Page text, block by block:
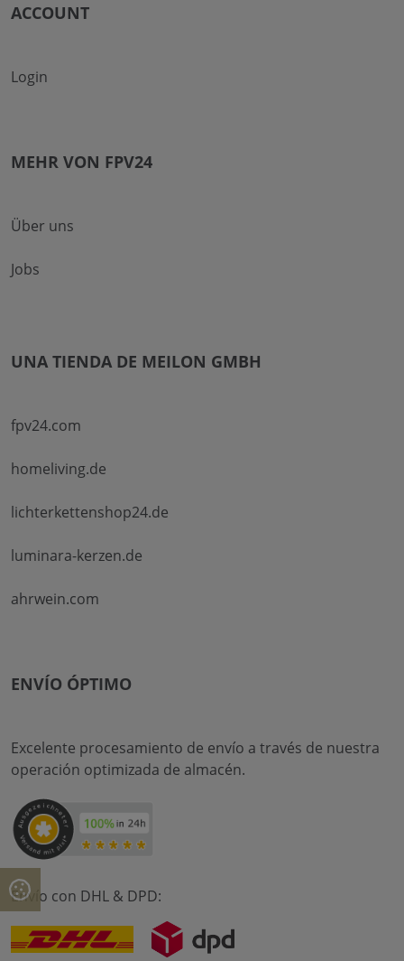
ACCOUNT
Login
MEHR VON FPV24
Über uns
Jobs
UNA TIENDA DE MEILON GMBH
fpv24.com
homeliving.de
lichterkettenshop24.de
luminara-kerzen.de
ahrwein.com
ENVÍO ÓPTIMO
Excelente procesamiento de envío a través de nuestra
operación optimizada de almacén.
Envío con DHL & DPD: